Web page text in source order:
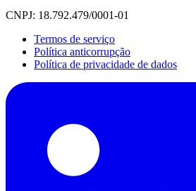
CNPJ: 18.792.479/0001-01
Termos de serviço
Política anticorrupção
Política de privacidade de dados